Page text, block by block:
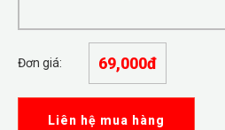
Đơn giá: 69,000đ
Liên hệ mua hàng